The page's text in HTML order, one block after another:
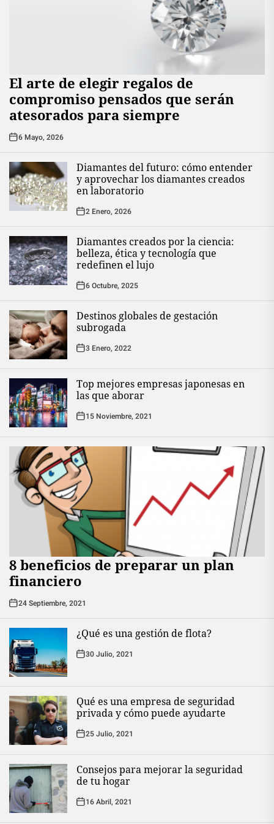
El arte de elegir regalos de
compromiso pensados que serán
atesorados para siempre
6 Mayo, 2026
Diamantes del futuro: cómo entender
y aprovechar los diamantes creados
en laboratorio
2 Enero, 2026
Diamantes creados por la ciencia:
belleza, ética y tecnología que
redefinen el lujo
6 Octubre, 2025
Destinos globales de gestación
subrogada
3 Enero, 2022
Top mejores empresas japonesas en
las que aborar
15 Noviembre, 2021
8 beneficios de preparar un plan
financiero
24 Septiembre, 2021
¿Qué es una gestión de flota?
30 Julio, 2021
Qué es una empresa de seguridad
privada y cómo puede ayudarte
25 Julio, 2021
Consejos para mejorar la seguridad
de tu hogar
16 Abril, 2021